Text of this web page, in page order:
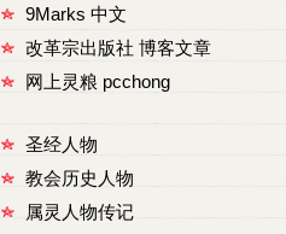
9Marks 中文
改革宗出版社 博客文章
网上灵粮 pcchong
圣经人物
教会历史人物
属灵人物传记